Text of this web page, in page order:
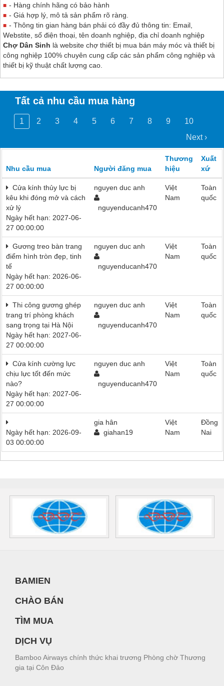
- Hàng chính hãng có bảo hành
- Giá hợp lý, mô tả sản phẩm rõ ràng.
- Thông tin gian hàng bán phải có đầy đủ thông tin: Email,
Webstite, số điện thoại, tên doanh nghiệp, địa chỉ doanh nghiệp
Chợ Dân Sinh là website chợ thiết bị mua bán máy móc và thiết bị
công nghiệp 100% chuyên cung cấp các sản phẩm công nghiệp và
thiết bị kỹ thuật chất lượng cao.
Tất cả nhu cầu mua hàng
1 2 3 4 5 6 7 8 9
10
Next ›
Nhu cầu mua Người đăng mua
Thương
hiệu
Xuất
xứ
Cửa kính thủy lực bị
kêu khi đóng mở và cách
xử lý
Ngày hết hạn: 2027-06-
27 00:00:00
nguyen duc anh
nguyenducanh470
Việt
Nam
Toàn
quốc
Gương treo bàn trang
điểm hình tròn đẹp, tinh
tế
Ngày hết hạn: 2026-06-
27 00:00:00
nguyen duc anh
nguyenducanh470
Việt
Nam
Toàn
quốc
Thi công gương ghép
trang trí phòng khách
sang trọng tại Hà Nội
Ngày hết hạn: 2027-06-
27 00:00:00
nguyen duc anh
nguyenducanh470
Việt
Nam
Toàn
quốc
Cửa kính cường lực
chịu lực tốt đến mức
nào?
Ngày hết hạn: 2027-06-
27 00:00:00
nguyen duc anh
nguyenducanh470
Việt
Nam
Toàn
quốc
Ngày hết hạn: 2026-09-
03 00:00:00
gia hân
giahan19
Việt
Nam
Đồng
Nai
BAMIEN
CHÀO BÁN
TÌM MUA
DỊCH VỤ
Bamboo Airways chính thức khai trương Phòng chờ Thương
gia tại Côn Đảo